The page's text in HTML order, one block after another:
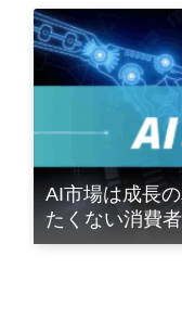
AI市場は成長
たくない消費